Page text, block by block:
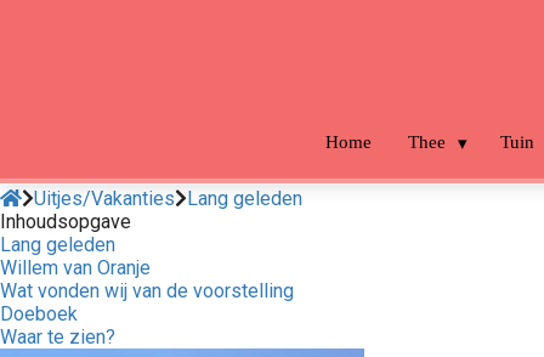
Home Thee Tuin
Uitjes/Vakanties
Lang geleden
Inhoudsopgave
Lang geleden
Willem van Oranje
Wat vonden wij van de voorstelling
Doeboek
Waar te zien?
gebruikt
bezoekers te
op de